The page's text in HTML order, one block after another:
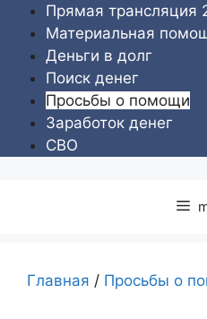
Перейти
содержимому
Прямая трансляция
Материальная
Деньги в долг
Поиск денег
Просьбы о помощи
Заработок денег
СВО
Главная / Просьбы о